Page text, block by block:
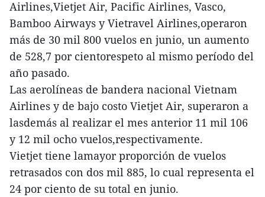
Airlines,Vietjet Air, Pacific Airlines, Vasco,
Bamboo Airways y Vietravel Airlines,operaron
más de 30 mil 800 vuelos en junio, un aumento
de 528,7 por cientorespeto al mismo período del
año pasado.
Las aerolíneas de bandera nacional Vietnam
Airlines y de bajo costo Vietjet Air, superaron a
lasdemás al realizar el mes anterior 11 mil 106
y 12 mil ocho vuelos,respectivamente.
Vietjet tiene lamayor proporción de vuelos
retrasados con dos mil 885, lo cual representa el
24 por ciento de su total en junio.